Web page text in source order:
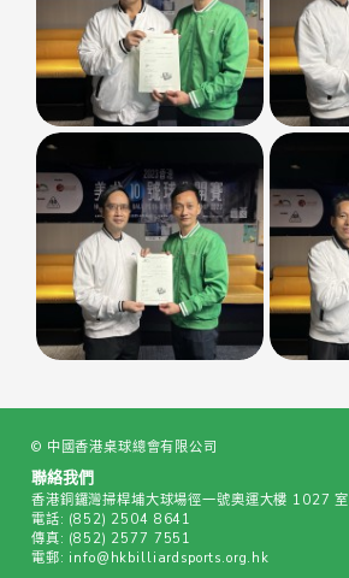
© 中國香港桌球總會有限公司
聯絡我們
香港銅鑼灣掃桿埔大球場徑一號奧運大樓 1027 室
電話: (852) 2504 8641
傳真: (852) 2577 7551
電郵: info@hkbilliardsports.org.hk